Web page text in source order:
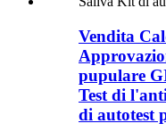
Vendita
pupulare
Test di
di autotest